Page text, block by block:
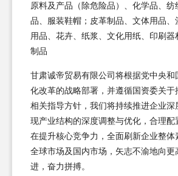
原料及产品（除危险品）、化学品、纺
品、服装鞋帽；皮革制品、文体用品、
用品、花卉、纸浆、文化用纸、印刷
制品
甘肃诚帝贸易有限公司将根据党中央和
化改革的战略部署，并遵循国资委关于
相关指导方针，我们将持续推进企业深
现产业结构的深度调整与优化，合理配
在提升核心竞争力，全面刷新企业整体
全球市场及国内市场，矢志不渝地向更
进，奋力拼搏。